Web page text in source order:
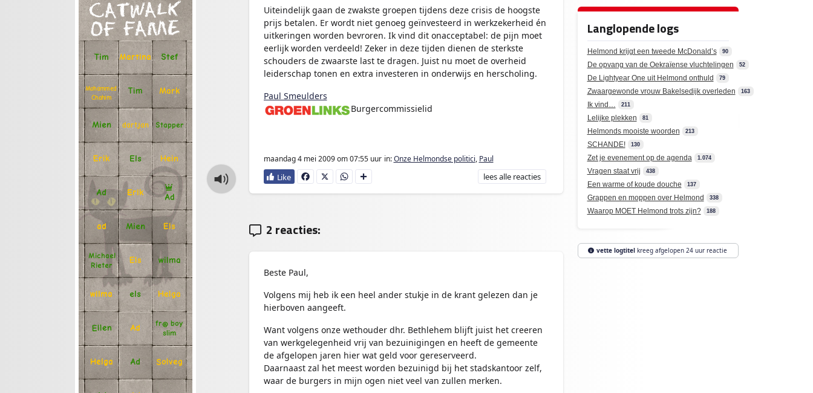
CATWALK
OF FAME
Tim Martina Stef
Mohammed
Chahim
Tim Mark
Mien dartjan Stapper
Erik Els Hein
Ad Erik
Ad
ad Mien Els
Michael
Rieter
Els wilma
wilma els Helga
Ellen Ad fr@ boy
slim
Helga Ad Solveg
Uiteindelijk gaan de zwakste groepen tijdens deze crisis de hoogste
prijs betalen. Er wordt niet genoeg geïnvesteerd in werkzekerheid én
uitkeringen worden bevroren. Ik vind dit onacceptabel: de pijn moet
eerlijk worden verdeeld! Zeker in deze tijden dienen de sterkste
schouders de zwaarste last te dragen. Juist nu moet de overheid
leiderschap tonen en extra investeren in onderwijs en herscholing.
Paul Smeulders
Burgercommissielid
maandag 4 mei 2009om 07:55 uur in:Onze Helmondse politici, Paul
Fa
ce
X
W
ha
D
e
leesalle reacties
2 reacties:
Beste Paul,
Volgens mij heb ik een heel ander stukje in de krant gelezen dan je
hierboven aangeeft.
Want volgens onze wethouder dhr. Bethlehem blijft juist het creeren
van werkgelegenheid vrij van bezuinigingen en heeft de gemeente
de afgelopen jaren hier wat geld voor gereserveerd.
Daarnaast zal het meest worden bezuinigd bij het stadskantoor zelf,
waar de burgers in mijn ogen niet veel van zullen merken.
Langlopende logs
Helmond krijgt een tweede McDonald’s 90
De opvang van de Oekraïense vluchtelingen 52
De Lightyear One uit Helmond onthuld 79
Zwaargewonde vrouw Bakelsedijk overleden 163
Ik vind… 211
Lelijke plekken 81
Helmonds mooiste woorden 213
SCHANDE! 130
Zet je evenement op de agenda 1.074
Vragen staat vrij 438
Een warme of koude douche 137
Grappen en moppen over Helmond 338
Waarop MOET Helmond trots zijn? 188
vette logtitelkreeg afgelopen 24 uur reactie